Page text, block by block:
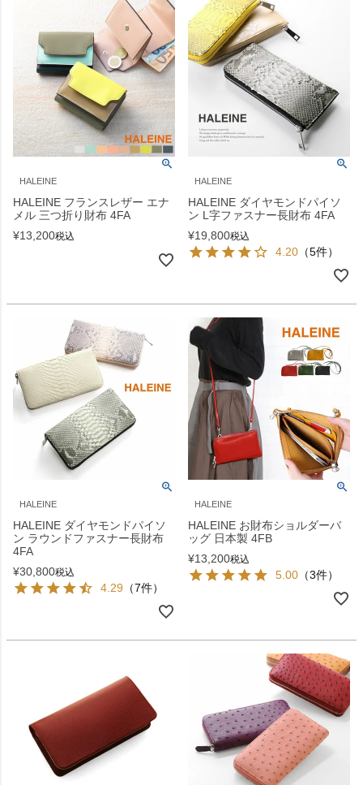
HALEINE
HALEINE フランスレザー エナ
メル 三つ折り財布 4FA
¥13,200税込
HALEINE
HALEINE ダイヤモンドパイソ
ン L字ファスナー長財布 4FA
¥19,800税込
4.20 （5件）
HALEINE
HALEINE ダイヤモンドパイソ
ン ラウンドファスナー長財布
4FA
¥30,800税込
4.29 （7件）
HALEINE
HALEINE お財布ショルダーバ
ッグ 日本製 4FB
¥13,200税込
5.00 （3件）